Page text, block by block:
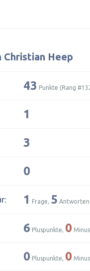
Heep
43 Punkte (Rang #
1
3
0
1 Frage, 5 Antworten
6 Pluspunkte, 0
0 Pluspunkte, 0